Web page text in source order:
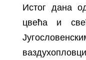
Истог дана
цвећа и